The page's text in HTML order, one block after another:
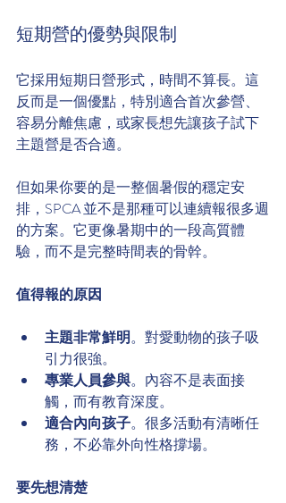
短期營的優勢與限制
它採用短期日營形式，時間不算長。這
反而是一個優點，特別適合首次參營、
容易分離焦慮，或家長想先讓孩子試下
主題營是否合適。
但如果你要的是一整個暑假的穩定安
排，SPCA 並不是那種可以連續報很多週
的方案。它更像暑期中的一段高質體
驗，而不是完整時間表的骨幹。
值得報的原因
主題非常鮮明。對愛動物的孩子吸
引力很強。
專業人員參與。內容不是表面接
觸，而有教育深度。
適合內向孩子。很多活動有清晰任
務，不必靠外向性格撐場。
要先想清楚